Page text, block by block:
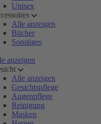
Unisex
Alle anzeigen
Bücher
Sonstiges
anzeigen
Alle anzeigen
Gesichtspflege
Augenpflege
Reinigung
Masken